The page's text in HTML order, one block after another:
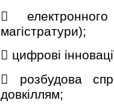

магістратури);
 цифрові
 розбудова
довкіллям;